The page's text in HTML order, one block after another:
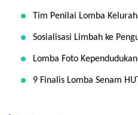
Tim Penilai Lomba
Sosialisasi Limbah ke
Lomba Foto Kependudukan
9 Finalis Lomba Senam